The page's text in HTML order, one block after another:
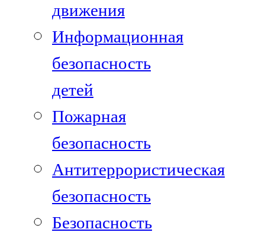
движения
Информационная
безопасность
детей
Пожарная
безопасность
Антитеррористическая
безопасность
Безопасность